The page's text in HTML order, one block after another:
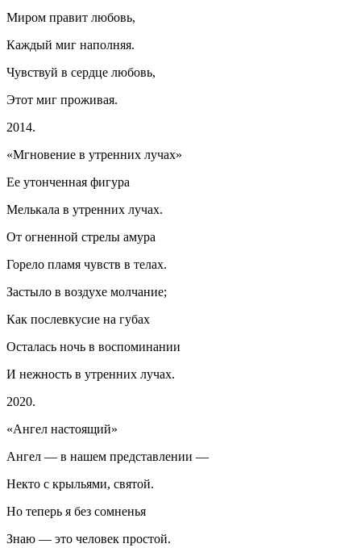
Миром правит любовь,
Каждый миг наполняя.
Чувствуй в сердце любовь,
Этот миг проживая.
2014.
«Мгновение в утренних лучах»
Ее утонченная фигура
Мелькала в утренних лучах.
От огненной стрелы амура
Горело пламя чувств в телах.
Застыло в воздухе молчание;
Как послевкусие на губах
Осталась ночь в воспоминании
И нежность в утренних лучах.
2020.
«Ангел настоящий»
Ангел — в нашем представлении —
Некто с крыльями, святой.
Но теперь я без сомненья
Знаю — это человек простой.